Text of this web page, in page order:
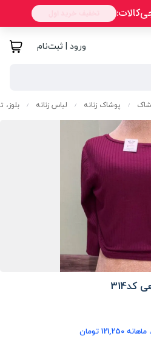
ورود | ثبت‌نام
/ پوشاک زنانه / لباس زنانه /